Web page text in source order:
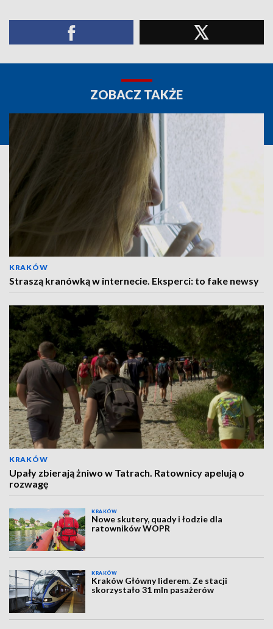
ZOBACZ TAKŻE
KRAKÓW
Straszą kranówką w internecie. Eksperci: to fake newsy
KRAKÓW
Upały zbierają żniwo w Tatrach. Ratownicy apelują o
rozwagę
KRAKÓW
Nowe skutery, quady i łodzie dla
ratowników WOPR
KRAKÓW
Kraków Główny liderem. Ze stacji
skorzystało 31 mln pasażerów